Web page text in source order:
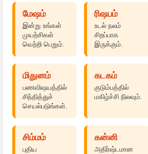
மேஷம்
இன்று உங்கள்
முயற்சிகள்
வெற்றி பெறும்.
ரிஷபம்
உடல் நலம்
சிறப்பாக
இருக்கும்.
மிதுனம்
பணவிஷயத்தில்
சிந்தித்துச்
செயல்படுங்கள்.
கடகம்
குடும்பத்தில்
மகிழ்ச்சி நிலவும்.
சிம்மம்
புதிய
கன்னி
அதிர்ஷ்டமான